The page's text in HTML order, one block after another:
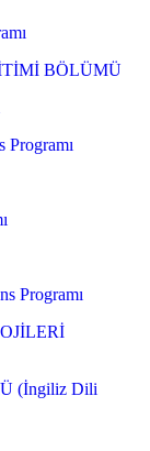
BÖLÜMÜ
Programı
(İngiliz Dili